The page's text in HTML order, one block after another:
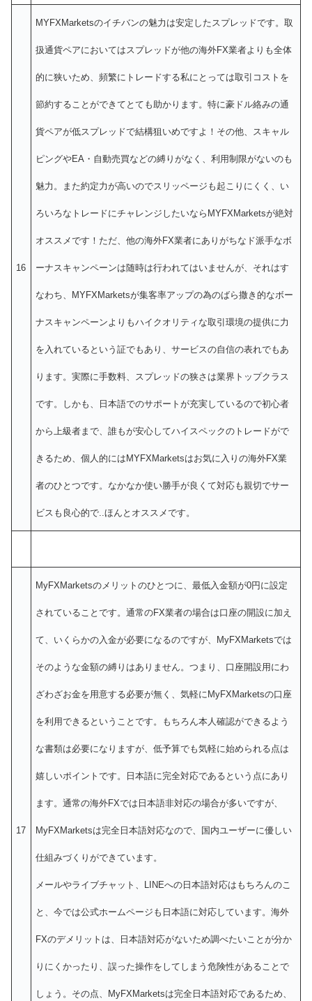
16
MYFXMarketsのイチバンの魅力は安定したスプレッドです。取
扱通貨ペアにおいてはスプレッドが他の海外FX業者よりも全体
的に狭いため、頻繁にトレードする私にとっては取引コストを
節約することができてとても助かります。特に豪ドル絡みの通
貨ペアが低スプレッドで結構狙いめですよ！その他、スキャル
ピングやEA・自動売買などの縛りがなく、利用制限がないのも
魅力。また約定力が高いのでスリッページも起こりにくく、い
ろいろなトレードにチャレンジしたいならMYFXMarketsが絶対
オススメです！ただ、他の海外FX業者にありがちなド派手なボ
ーナスキャンペーンは随時は行われてはいませんが、それはす
なわち、MYFXMarketsが集客率アップの為のばら撒き的なボー
ナスキャンペーンよりもハイクオリティな取引環境の提供に力
を入れているという証でもあり、サービスの自信の表れでもあ
ります。実際に手数料、スプレッドの狭さは業界トップクラス
です。しかも、日本語でのサポートが充実しているので初心者
から上級者まで、誰もが安心してハイスペックのトレードがで
きるため、個人的にはMYFXMarketsはお気に入りの海外FX業
者のひとつです。なかなか使い勝手が良くて対応も親切でサー
ビスも良心的で..ほんとオススメです。
17
MyFXMarketsのメリットのひとつに、最低入金額が0円に設定
されていることです。通常のFX業者の場合は口座の開設に加え
て、いくらかの入金が必要になるのですが、MyFXMarketsでは
そのような金額の縛りはありません。つまり、口座開設用にわ
ざわざお金を用意する必要が無く、気軽にMyFXMarketsの口座
を利用できるということです。もちろん本人確認ができるよう
な書類は必要になりますが、低予算でも気軽に始められる点は
嬉しいポイントです。日本語に完全対応であるという点にあり
ます。通常の海外FXでは日本語非対応の場合が多いですが、
MyFXMarketsは完全日本語対応なので、国内ユーザーに優しい
仕組みづくりができています。
メールやライブチャット、LINEへの日本語対応はもちろんのこ
と、今では公式ホームページも日本語に対応しています。海外
FXのデメリットは、日本語対応がないため調べたいことが分か
りにくかったり、誤った操作をしてしまう危険性があることで
しょう。その点、MyFXMarketsは完全日本語対応であるため、